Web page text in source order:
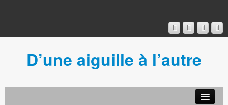
D’une aiguille à l’autre